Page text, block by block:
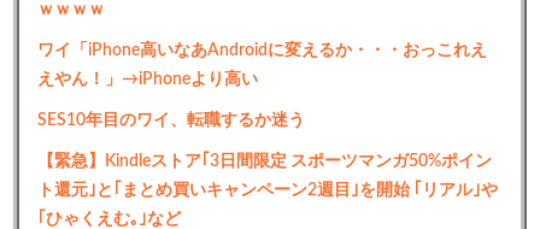
ｗｗｗｗ
ワイ「iPhone高いなあAndroidに変えるか・・・おっこれえ
えやん！」→iPhoneより高い
SES10年目のワイ、転職するか迷う
【緊急】Kindleストア｢3日間限定 スポーツマンガ50%ポイン
ト還元｣と｢まとめ買いキャンペーン2週目｣を開始 ｢リアル｣や
｢ひゃくえむ｡｣など